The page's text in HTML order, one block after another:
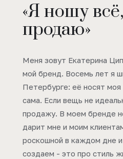
«Я ношу
продаю»
Меня зовут Екатерина
мой бренд. Восемь лет я
Петербурге: её носят
сама. Если вещь не
продажу. В моем бренде
дарит мне и моим
роскошной в каждом дне
создаем - это про стиль